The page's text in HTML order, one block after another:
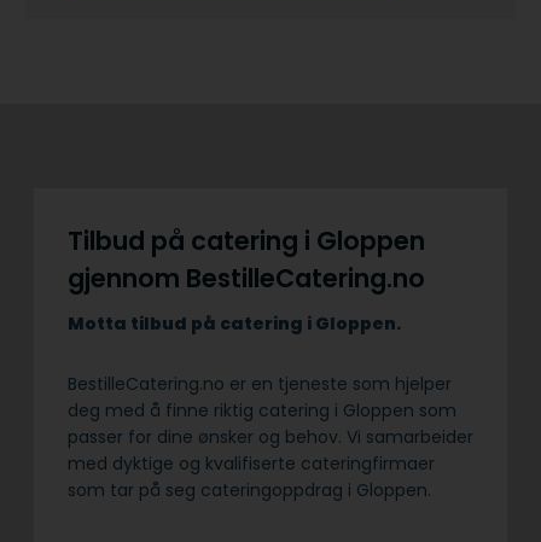
Tilbud på catering i Gloppen
gjennom BestilleCatering.no
Motta tilbud på catering i Gloppen.
BestilleCatering.no er en tjeneste som hjelper
deg med å finne riktig catering i Gloppen som
passer for dine ønsker og behov. Vi samarbeider
med dyktige og kvalifiserte cateringfirmaer
som tar på seg cateringoppdrag i Gloppen.